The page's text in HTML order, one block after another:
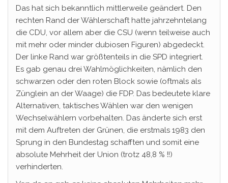
Das hat sich bekanntlich mittlerweile geändert. Den
rechten Rand der Wählerschaft hatte jahrzehntelang
die CDU, vor allem aber die CSU (wenn teilweise auch
mit mehr oder minder dubiosen Figuren) abgedeckt.
Der linke Rand war größtenteils in die SPD integriert.
Es gab genau drei Wahlmöglichkeiten, nämlich den
schwarzen oder den roten Block sowie (oftmals als
Zünglein an der Waage) die FDP. Das bedeutete klare
Alternativen, taktisches Wählen war den wenigen
Wechselwählern vorbehalten. Das änderte sich erst
mit dem Auftreten der Grünen, die erstmals 1983 den
Sprung in den Bundestag schafften und somit eine
absolute Mehrheit der Union (trotz 48,8 % !!)
verhinderten.